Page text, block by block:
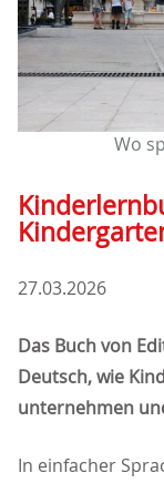
Wo
27.03.2026
Das Buch von
Deutsch, wie
unternehmen
In einfacher